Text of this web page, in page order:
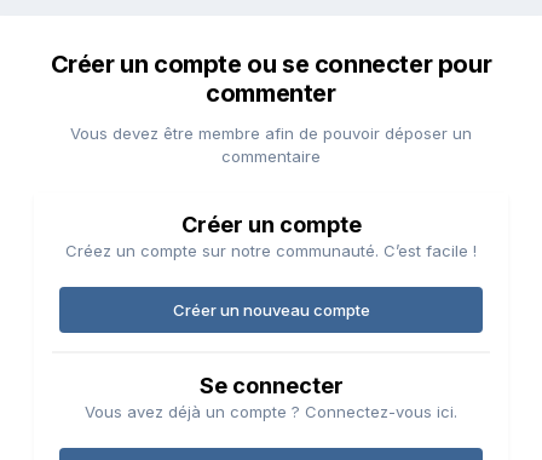
Créer un compte ou se connecter pour
commenter
Vous devez être membre afin de pouvoir déposer un
commentaire
Créer un compte
Créez un compte sur notre communauté. C’est facile !
Créer un nouveau compte
Se connecter
Vous avez déjà un compte ? Connectez-vous ici.